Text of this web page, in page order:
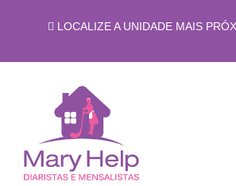
LOCALIZE A UNIDADE MAIS